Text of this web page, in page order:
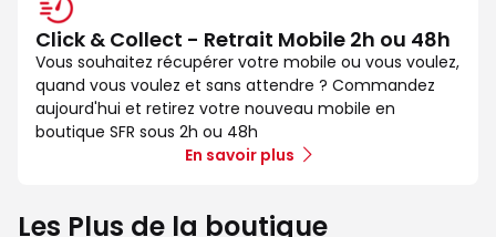
Click & Collect - Retrait Mobile 2h ou 48h
Vous souhaitez récupérer votre mobile ou vous voulez,
quand vous voulez et sans attendre ? Commandez
aujourd'hui et retirez votre nouveau mobile en
boutique SFR sous 2h ou 48h
En savoir plus
Les Plus de la boutique